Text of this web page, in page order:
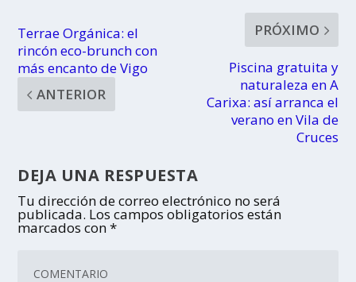
Terrae Orgánica: el
rincón eco-brunch con
más encanto de Vigo
ANTERIOR
PRÓXIMO
Piscina gratuita y
naturaleza en A
Carixa: así arranca el
verano en Vila de
Cruces
DEJA UNA RESPUESTA
Tu dirección de correo electrónico no será
publicada. Los campos obligatorios están
marcados con*